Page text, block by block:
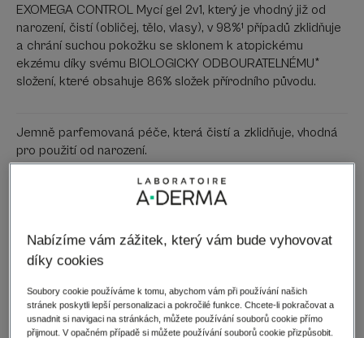
EXOMEGA CONTROL Mycí gel 2v1, který je vhodný již od
narození, čistí (obličej, tělo, vlasy), v 98%¹ případů zklidňuje
a chrání suchou pokožku se sklonem k atopickému
ekzému díky svému BIOLOGICKY ODBOURATELNÉMU*
složení, které obsahuje 86% složek přírodního původu.
Jemně parfemovaná péče, která čistí a zklidňuje, vhodná
pro použití od narození.
BIOLOGICKY ODBOURATELNÉ* složení. Testováno pod
dermatologickou a pediatrickou kontrolou. Neobsahuje
s
pumpičkou
Lze použít pro
Nabízíme vám zážitek, který vám bude vyhovovat
díky cookies
Soubory cookie používáme k tomu, abychom vám při používání našich
stránek poskytli lepší personalizaci a pokročilé funkce. Chcete-li pokračovat a
usnadnit si navigaci na stránkách, můžete používání souborů cookie přímo
přijmout. V opačném případě si můžete používání souborů cookie přizpůsobit.